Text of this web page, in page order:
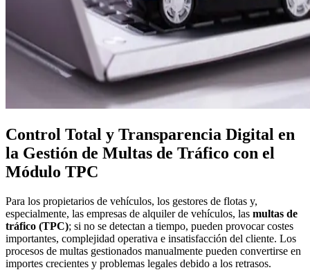
Control Total y Transparencia Digital en
la Gestión de Multas de Tráfico con el
Módulo TPC
Para los propietarios de vehículos, los gestores de flotas y,
especialmente, las empresas de alquiler de vehículos, las multas de
tráfico (TPC); si no se detectan a tiempo, pueden provocar costes
importantes, complejidad operativa e insatisfacción del cliente. Los
procesos de multas gestionados manualmente pueden convertirse en
importes crecientes y problemas legales debido a los retrasos.